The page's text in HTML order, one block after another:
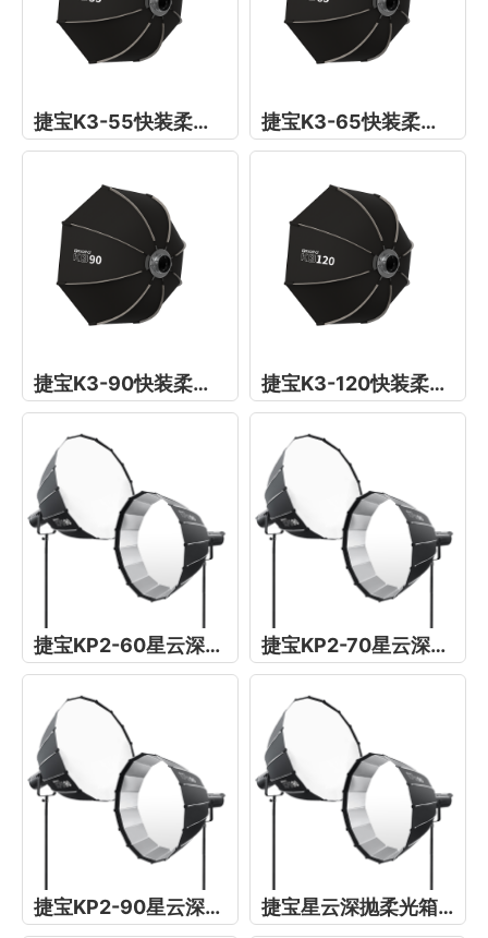
捷宝K3-55快装柔光箱 捷宝K3-65快装柔光箱
捷宝K3-90快装柔光箱 捷宝K3-120快装柔光箱
捷宝KP2-60星云深抛柔光箱 捷宝KP2-70星云深抛柔光箱
捷宝KP2-90星云深抛柔光箱 捷宝星云深抛柔光箱KP2-120